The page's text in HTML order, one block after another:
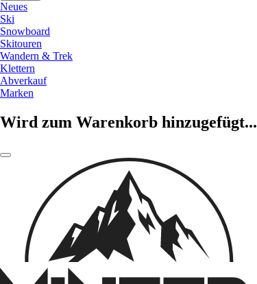
Neues
Ski
Snowboard
Skitouren
Wandern & Trek
Klettern
Abverkauf
Marken
Wird zum Warenkorb hinzugefügt...